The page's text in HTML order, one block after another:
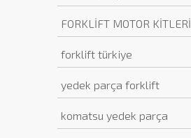
FORKLİFT MOTOR KİTLERİ
forklift türkiye
yedek parça forklift
komatsu yedek parça